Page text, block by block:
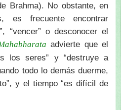
Brahma). No obstante, en
es frecuente encontrar
“vencer” o desconocer el
advierte que el
los seres” y “destruye a
todo lo demás duerme,
y el tiempo “es difícil de